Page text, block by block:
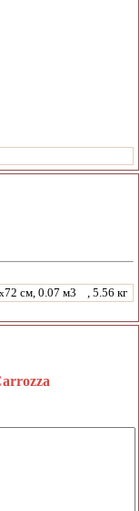
x72 см, 0.07 м3 , 5.56 кг